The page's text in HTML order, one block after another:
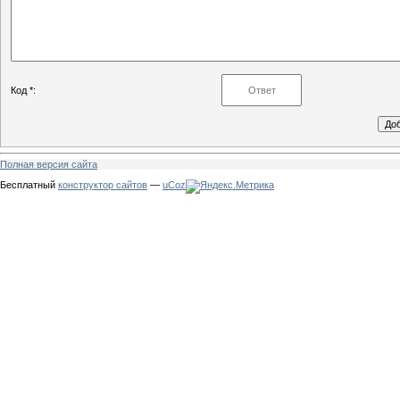
Код *:
Полная версия сайта
Бесплатный конструктор сайтов — uCoz